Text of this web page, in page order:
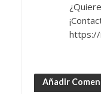
https://
Añadir